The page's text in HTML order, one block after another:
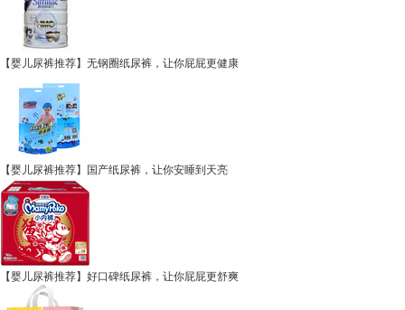
【婴儿尿裤推荐】无钢圈纸尿裤，让你屁屁更健康
【婴儿尿裤推荐】国产纸尿裤，让你安睡到天亮
【婴儿尿裤推荐】好口碑纸尿裤，让你屁屁更舒爽